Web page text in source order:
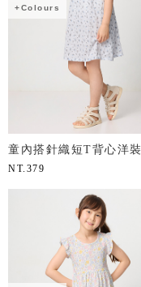
+Colours
童內搭針織短T背心洋裝
NT. 379